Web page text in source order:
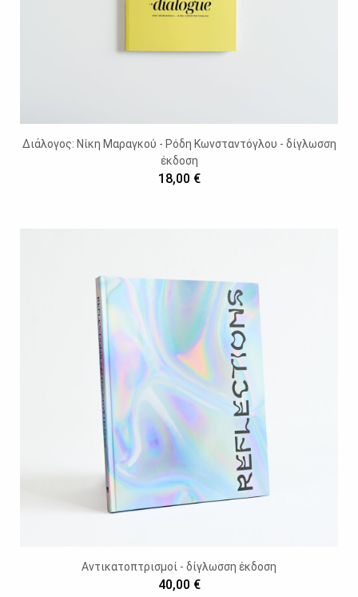
Διάλογος: Νίκη Μαραγκού - Ρόδη Κωνσταντόγλου - δίγλωσση
έκδοση
18,00 €
Αντικατοπτρισμοί - δίγλωσση έκδοση
40,00 €